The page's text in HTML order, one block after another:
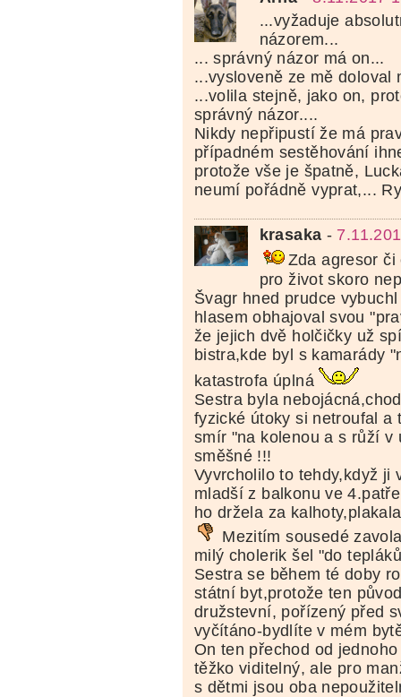
...vyžaduje
názorem...
... správný názor má on...
...vysloveně ze mě doloval
...volila stejně, jako on,
správný názor....
Nikdy nepřipustí že má
případném sestěhování
protože vše je špatně,
neumí pořádně vyprat,...
krasaka -
Zda agresor
pro život skoro
Švagr hned prudce
hlasem obhajoval svou
že jejich dvě holčičky už
bistra,kde byl s kamarády
katastrofa úplná
Sestra byla
fyzické útoky si netroufal a
smír "na kolenou a s růží v
směšné !!!
Vyvrcholilo to tehdy,když ji
mladší z balkonu ve
ho držela za
Mezitím sousedé
milý cholerik šel "do
Sestra se během té doby
státní byt,protože ten
družstevní, pořízený před
vyčítáno-bydlíte v mém
On ten přechod od
těžko viditelný, ale pro
s dětmi jsou oba